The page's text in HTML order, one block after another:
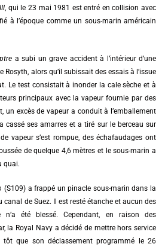
, qui le 23 mai 1981 est entré en collision avec
à l’époque comme un sous-marin américain
a subi un grave accident à l’intérieur d’une
Rosyth, alors qu’il subissait des essais à l’issue
Le test consistait à inonder la cale sèche et à
principaux avec la vapeur fournie par des
un excès de vapeur a conduit à l’emballement
cassé ses amarres et a tiré sur le berceau sur
vapeur s’est rompue, des échafaudages ont
de quelque 4,6 mètres et le sous-marin a
quai.
(S109) a frappé un pinacle sous-marin dans la
canal de Suez. Il est resté étanche et aucun des
n’a été blessé. Cependant, en raison des
la Royal Navy a décidé de mettre hors service
que son déclassement programmé le 26